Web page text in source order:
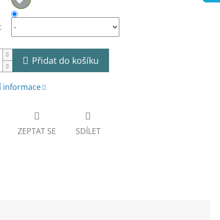
Přidat do košíku
informace
ZEPTAT SE SDÍLET